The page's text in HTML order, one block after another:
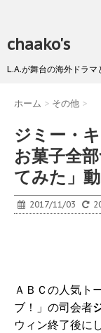
chaako's
L.A.が舞台の海外ドラ
ホーム > その他 >
ジミー・
お菓子全
てみた」
2017/11/03
ＡＢＣの人気ト
ブ！」の司会者
ウィン終了後に